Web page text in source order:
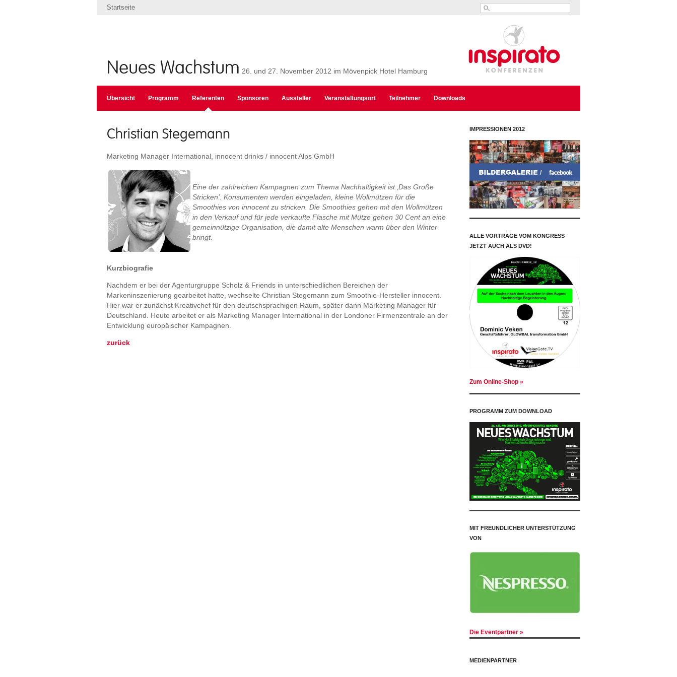
Startseite
Neues Wachstum 26. und 27. November 2012 im Mövenpick Hotel Hamburg
Übersicht Programm Referenten Sponsoren Aussteller Veranstaltungsort Teilnehmer Downloads
Christian Stegemann
Marketing Manager International, innocent drinks / innocent Alps GmbH
Eine der zahlreichen Kampagnen zum Thema Nachhaltigkeit ist ‚Das Große
Stricken’. Konsumenten werden eingeladen, kleine Wollmützen für die
Smoothies von innocent zu stricken. Die Smoothies gehen mit den Wollmützen
in den Verkauf und für jede verkaufte Flasche mit Mütze gehen 30 Cent an eine
gemeinnützige Organisation, die damit alte Menschen warm über den Winter
bringt.
Kurzbiografie
Nachdem er bei der Agenturgruppe Scholz & Friends in unterschiedlichen Bereichen der
Markeninszenierung gearbeitet hatte, wechselte Christian Stegemann zum Smoothie-Hersteller innocent.
Hier war er zunächst Kreativchef für den deutschsprachigen Raum, später dann Marketing Manager für
Deutschland. Heute arbeitet er als Marketing Manager International in der Londoner Firmenzentrale an der
Entwicklung europäischer Kampagnen.
zurück
IMPRESSIONEN 2012
ALLE VORTRÄGE VOM KONGRESS
JETZT AUCH ALS DVD!
Zum Online-Shop »
PROGRAMM ZUM DOWNLOAD
MIT FREUNDLICHER UNTERSTÜTZUNG
VON
Die Eventpartner »
MEDIENPARTNER